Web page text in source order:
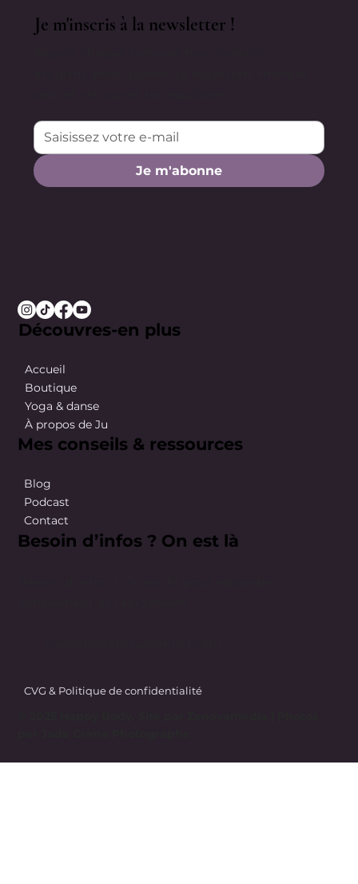
Je m'abonne
Je m'inscris à la newsletter !
CVG & Politique de confidentialité
Découvres-en plus
Accueil
Boutique
Yoga & danse
À propos de Ju
Mes conseils & ressources
Blog
Podcast
Contact
Besoin d’infos ? On est là